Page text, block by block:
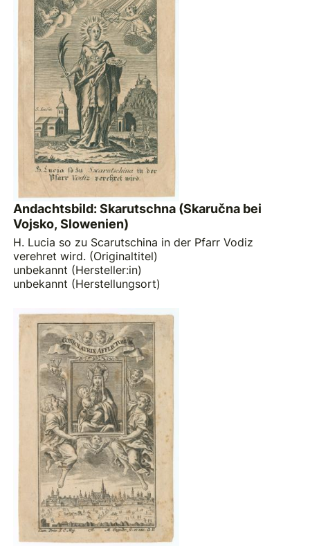
Andachtsbild: Skarutschna (Skaručna bei
Vojsko, Slowenien)
H. Lucia so zu Scarutschina in der Pfarr Vodiz
verehret wird. (Originaltitel)
unbekannt (Hersteller:in)
unbekannt (Herstellungsort)